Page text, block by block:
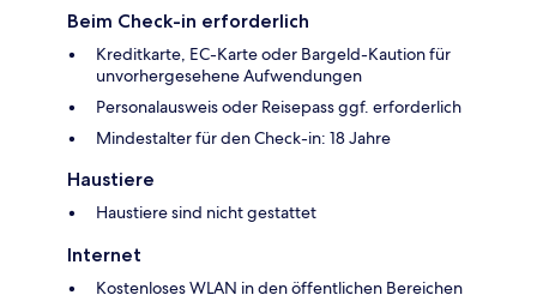
Beim Check-in erforderlich
Kreditkarte, EC-Karte oder Bargeld-Kaution für
unvorhergesehene Aufwendungen
Personalausweis oder Reisepass ggf. erforderlich
Mindestalter für den Check-in: 18 Jahre
Haustiere
Haustiere sind nicht gestattet
Internet
Kostenloses WLAN in den öffentlichen Bereichen